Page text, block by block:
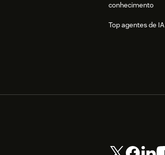
conhecimento
Top agentes de IA